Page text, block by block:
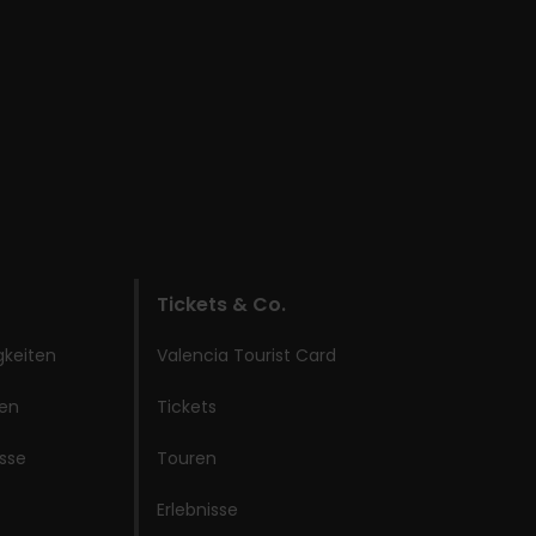
Tickets & Co.
Valencia Tourist Card
Tickets
Touren
Erlebnisse